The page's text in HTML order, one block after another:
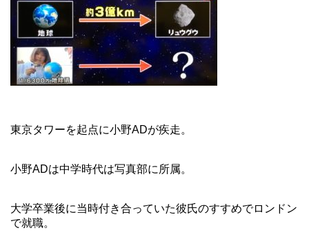
東京タワーを起点に小野ADが疾走。
小野ADは中学時代は写真部に所属。
大学卒業後に当時付き合っていた彼氏のすすめでロンドン
で就職。